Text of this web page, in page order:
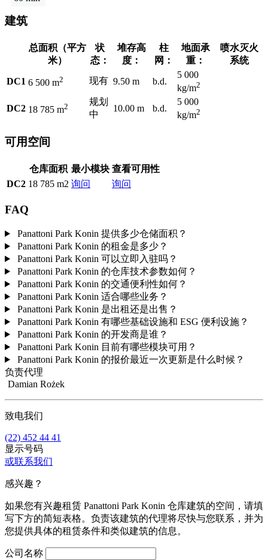
建筑
总面积（平方
米）
状
态：
堆存高
度：
柱
网：
地面承
重：
喷水灭火
系统
DC1 6 500 m2 现有 9.50 m b.d.
5 000
kg/m2
DC2 18 785 m2
规划
中
10.00 m b.d.
5 000
kg/m2
可用空间
仓库面积 最小模块 查看可用性
DC2 18 785 m2 询问 询问
FAQ
Panattoni Park Konin 提供多少仓储面积？
Panattoni Park Konin 的租金是多少？
Panattoni Park Konin 可以立即入驻吗？
Panattoni Park Konin 的仓库技术参数如何？
Panattoni Park Konin 的交通便利性如何？
Panattoni Park Konin 适合哪些业务？
Panattoni Park Konin 是出租还是出售？
Panattoni Park Konin 有哪些基础设施和 ESG 便利设施？
Panattoni Park Konin 的开发商是谁？
Panattoni Park Konin 目前有哪些模块可用？
Panattoni Park Konin 的报价最近一次更新是什么时候？
负责代理
Damian Rożek
致电我们
(22) 452 44 41
显示号码
或联系我们
感兴趣？
如果您有兴趣租赁 Panattoni Park Konin 仓库建筑的空间，请填
写下方的简短表格。负责该建筑的代理将尽快与您联系，并为
您提供具体的租赁条件和类似建筑的信息。
公司名称